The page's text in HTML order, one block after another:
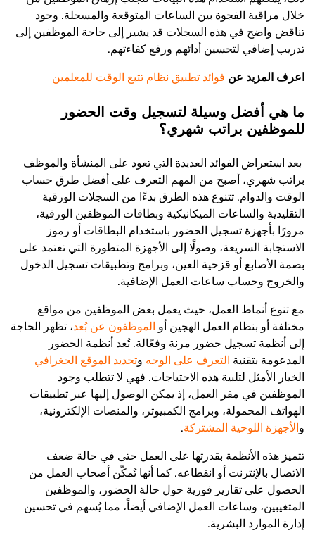
خلال مراقبة الفجوة بين الساعات المتوقعة والمسجلة. وجود
تناقض واضح في هذه السجلات قد يشير إلى حاجة الموظفين إلى
تدريب إضافي لتحسين أدائهم ورفع كفاءتهم.
اعرف المزيد عن فوائد تطبيق نظام تتبع الوقت للمعلمين
ما هي أفضل وسيلة لتسجيل وقت الحضور
للموظفين براتب شهري؟
بعد استعراض الفوائد العديدة التي تعود على المنشأة والموظف
براتب شهري، أصبح من المهم التعرف على أفضل طرق حساب
الوقت والدوام. تتنوع هذه الطرق بدءًا من السجلات الورقية
التقليدية والساعات الميكانيكية وبطاقات الموظفين الورقية،
مرورًا بأجهزة تسجيل الحضور باستخدام البطاقات أو رموز
الاستجابة السريعة، وصولًا إلى الأجهزة المتطورة التي تعتمد على
بصمة الأصابع أو قزحية العين، وبرامج وتطبيقات تسجيل الدخول
والخروج وحساب ساعات العمل الإضافية.
مع تنوع أنماط العمل، حيث يعمل بعض الموظفين من مواقع
مختلفة أو بنظام العمل الهجين أو الموظفون عن بُعد، تظهر الحاجة
إلى أنظمة تسجيل حضور مرنة وفعّالة. تُعد أنظمة الحضور
المدعومة بتقنية التعرف على الوجه وتحديد الموقع الجغرافي
الخيار الأمثل لتلبية هذه الاحتياجات. فهي لا تتطلب وجود
الموظفين في مقر العمل، إذ يمكن الوصول إليها عبر تطبيقات
الهواتف المحمولة، وبرامج الكمبيوتر، والمنصات الإلكترونية،
والأجهزة اللوحية المشتركة.
تتميز هذه الأنظمة بقدرتها على العمل حتى في حالة ضعف
الاتصال بالإنترنت أو انقطاعه. كما أنها تُمكّن أصحاب العمل من
الحصول على تقارير فورية حول حالة الحضور، والموظفين
المتغيبين، وساعات العمل الإضافي أيضاً، مما يُسهم في تحسين
إدارة الموارد البشرية.